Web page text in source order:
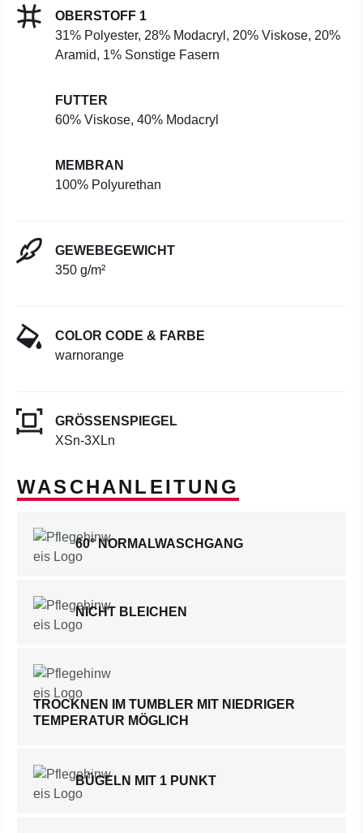
OBERSTOFF 1
31% Polyester, 28% Modacryl, 20% Viskose, 20%
Aramid, 1% Sonstige Fasern
FUTTER
60% Viskose, 40% Modacryl
MEMBRAN
100% Polyurethan
GEWEBEGEWICHT
350 g/m²
COLOR CODE & FARBE
warnorange
GRÖSSENSPIEGEL
XSn-3XLn
WASCHANLEITUNG
60° NORMALWASCHGANG
NICHT BLEICHEN
TROCKNEN IM TUMBLER MIT NIEDRIGER
TEMPERATUR MÖGLICH
BÜGELN MIT 1 PUNKT